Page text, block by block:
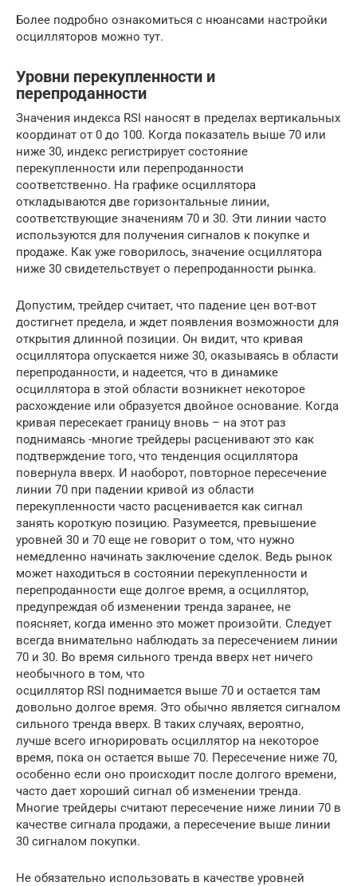
Более подробно ознакомиться с нюансами настройки
осцилляторов можно тут.
Уровни перекупленности и
перепроданности
Значения индекса RSI наносят в пределах вертикальных
координат от 0 до 100. Когда показатель выше 70 или
ниже 30, индекс регистрирует состояние
перекупленности или перепроданности
соответственно. На графике осциллятора
откладываются две горизонтальные линии,
соответствующие значениям 70 и 30. Эти линии часто
используются для получения сигналов к покупке и
продаже. Как уже говорилось, значение осциллятора
ниже 30 свидетельствует о перепроданности рынка.
Допустим, трейдер считает, что падение цен вот-вот
достигнет предела, и ждет появления возможности для
открытия длинной позиции. Он видит, что кривая
осциллятора опускается ниже 30, оказываясь в области
перепроданности, и надеется, что в динамике
осциллятора в этой области возникнет некоторое
расхождение или образуется двойное основание. Когда
кривая пересекает границу вновь – на этот раз
поднимаясь -многие трейдеры расценивают это как
подтверждение того, что тенденция осциллятора
повернула вверх. И наоборот, повторное пересечение
линии 70 при падении кривой из области
перекупленности часто расценивается как сигнал
занять короткую позицию. Разумеется, превышение
уровней 30 и 70 еще не говорит о том, что нужно
немедленно начинать заключение сделок. Ведь рынок
может находиться в состоянии перекупленности и
перепроданности еще долгое время, а осциллятор,
предупреждая об изменении тренда заранее, не
поясняет, когда именно это может произойти. Следует
всегда внимательно наблюдать за пересечением линии
70 и 30. Во время сильного тренда вверх нет ничего
необычного в том, что
осциллятор RSI поднимается выше 70 и остается там
довольно долгое время. Это обычно является сигналом
сильного тренда вверх. В таких случаях, вероятно,
лучше всего игнорировать осциллятор на некоторое
время, пока он остается выше 70. Пересечение ниже 70,
особенно если оно происходит после долгого времени,
часто дает хороший сигнал об изменении тренда.
Многие трейдеры считают пересечение ниже линии 70 в
качестве сигнала продажи, а пересечение выше линии
30 сигналом покупки.
Не обязательно использовать в качестве уровней